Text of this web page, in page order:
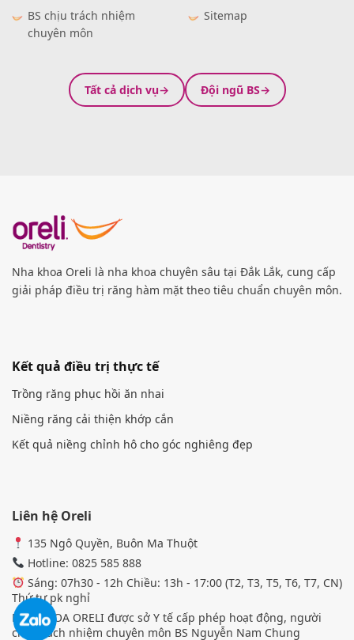
BS chịu trách nhiệm
chuyên môn
Sitemap
Tất cả dịch vụ Đội ngũ BS
Nha khoa Oreli là nha khoa chuyên sâu tại Đắk Lắk, cung cấp
giải pháp điều trị răng hàm mặt theo tiêu chuẩn chuyên môn.
Kết quả điều trị thực tế
Trồng răng phục hồi ăn nhai
Niềng răng cải thiện khớp cắn
Kết quả niềng chỉnh hô cho góc nghiêng đẹp
Liên hệ Oreli
135 Ngô Quyền, Buôn Ma Thuột
Hotline: 0825 585 888
Sáng: 07h30 - 12h Chiều: 13h - 17:00 (T2, T3, T5, T6, T7, CN)
Thứ tư pk nghỉ
NHA KHOA ORELI được sở Y tế cấp phép hoạt động, người
chịu trách nhiệm chuyên môn BS Nguyễn Nam Chung